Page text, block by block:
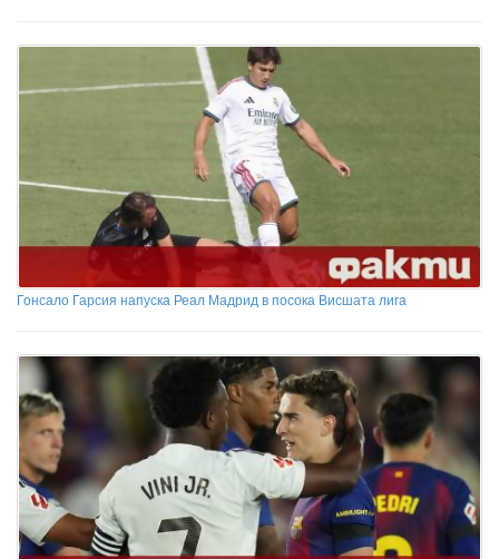
Гонсало Гарсия напуска Реал Мадрид в посока Висшата лига